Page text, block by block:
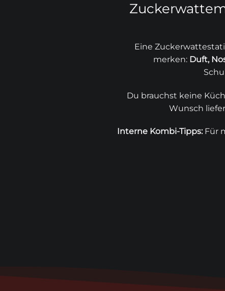
Eine
merken: Duft,
Du brauchst keine
Wunsch
Interne Kombi-Tipps: Für